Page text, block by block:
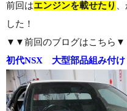
前回はエンジンを載せたり
した！
▼▼前回のブログはこちら
初代NSX 大型部品組み付け